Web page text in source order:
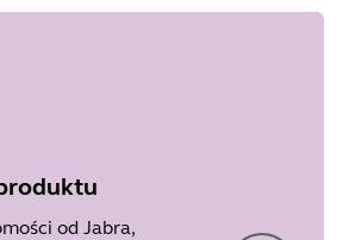
od Jabra,